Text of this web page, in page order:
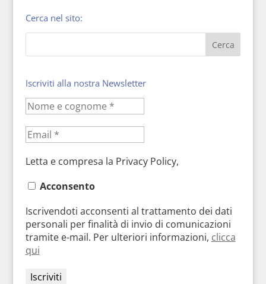
Cerca nel sito:
Iscriviti alla nostra Newsletter
Letta e compresa la Privacy Policy,
Acconsento
Iscrivendoti acconsenti al trattamento dei dati
personali per finalità di invio di comunicazioni
tramite e-mail. Per ulteriori informazioni, clicca
qui